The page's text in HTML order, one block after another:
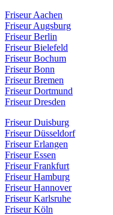
Friseur Aachen
Friseur Augsburg
Friseur Berlin
Friseur Bielefeld
Friseur Bochum
Friseur Bonn
Friseur Bremen
Friseur Dortmund
Friseur Dresden
Friseur Duisburg
Friseur Düsseldorf
Friseur Erlangen
Friseur Essen
Friseur Frankfurt
Friseur Hamburg
Friseur Hannover
Friseur Karlsruhe
Friseur Köln